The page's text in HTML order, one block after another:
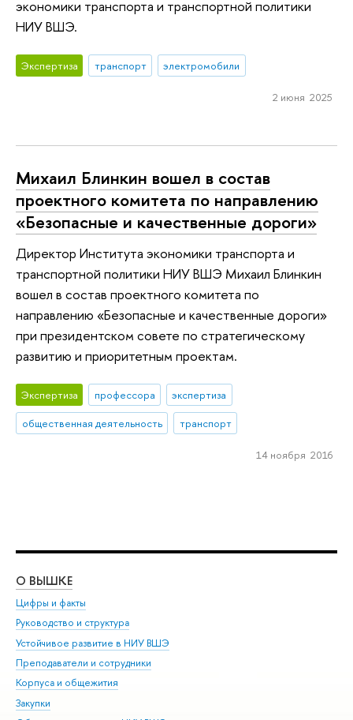
экономики транспорта и транспортной политики
НИУ ВШЭ.
Экспертиза транспорт электромобили
2 июня 2025
Михаил Блинкин вошел в состав
проектного комитета по направлению
«Безопасные и качественные дороги»
Директор Института экономики транспорта и
транспортной политики НИУ ВШЭ Михаил Блинкин
вошел в состав проектного комитета по
направлению «Безопасные и качественные дороги»
при президентском совете по стратегическому
развитию и приоритетным проектам.
Экспертиза профессора
экспертиза
общественная деятельность
транспорт
14 ноября 2016
О ВЫШКЕ
Цифры и факты
Руководство и структура
Устойчивое развитие в НИУ ВШЭ
Преподаватели и сотрудники
Корпуса и общежития
Закупки